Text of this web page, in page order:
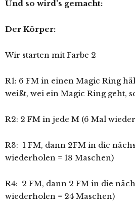
Und so wird’s gemacht:
Der Körper:
Wir starten mit Farbe 2
R1: 6 FM in einen Magic Ring
weißt, wei ein Magic Ring geht,
R2: 2 FM in jede M (6 Mal
R3: 1 FM, dann 2FM in die
wiederholen = 18 Maschen)
R4: 2 FM, dann 2 FM in die
wiederholen = 24 Maschen)